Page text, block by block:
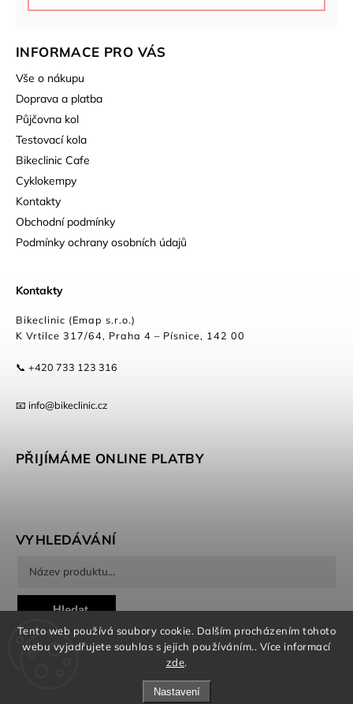
Tento web používá soubory cookie. Dalším procházením tohoto
webu vyjadřujete souhlas s jejich používáním.. Více informací
zde.
Nastavení
INFORMACE PRO VÁS
Vše o nákupu
Doprava a platba
Půjčovna kol
Testovací kola
Bikeclinic Cafe
Cyklokempy
Kontakty
Obchodní podmínky
Podmínky ochrany osobních údajů
Kontakty
Bikeclinic (Emap s.r.o.)
K Vrtilce 317/64, Praha 4 – Písnice, 142 00
📞 +420 733 123 316
📧 info@bikeclinic.cz
PŘIJÍMÁME ONLINE PLATBY
VYHLEDÁVÁNÍ
Hledat